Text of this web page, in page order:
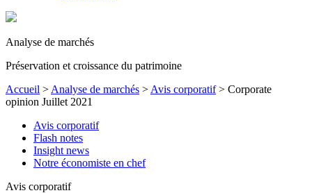
Analyse de marchés
Préservation et croissance du patrimoine
Accueil > Analyse de marchés > Avis corporatif> Corporate
opinion Juillet 2021
Avis corporatif
Flash notes
Insight news
Notre économiste en chef
Avis corporatif